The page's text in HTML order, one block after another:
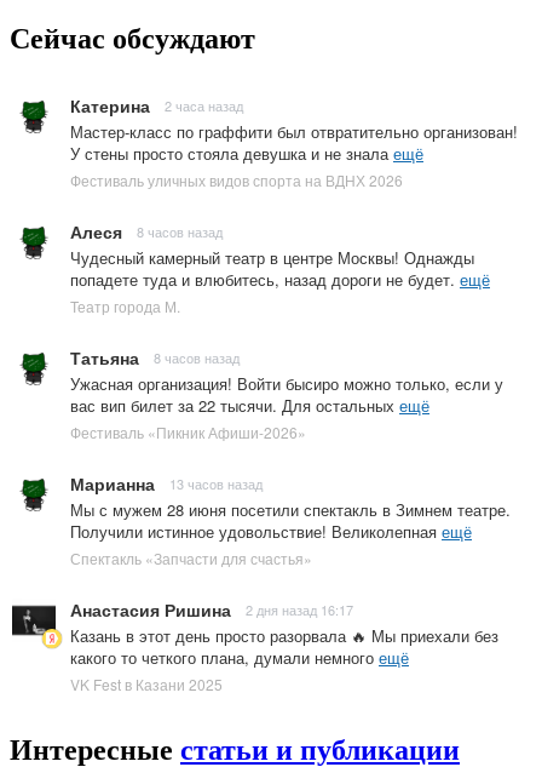
Сейчас обсуждают
Катерина 2 часа назад
Мастер-класс по граффити был отвратительно организован!
У стены просто стояла девушка и не зналаещё
Фестиваль уличных видов спорта на ВДНХ 2026
Алеся 8 часов назад
Чудесный камерный театр в центре Москвы! Однажды
попадете туда и влюбитесь, назад дороги не будет. ещё
Театр города М.
Татьяна 8 часов назад
Ужасная организация! Войти бысиро можно только, если у
вас вип билет за 22 тысячи. Для остальных ещё
Фестиваль «Пикник Афиши-2026»
Марианна 13 часов назад
Мы с мужем 28 июня посетили спектакль в Зимнем театре.
Получили истинное удовольствие! Великолепная ещё
Спектакль «Запчасти для счастья»
Анастасия Ришина 2 дня назад 16:17
Казань в этот день просто разорвала 🔥 Мы приехали без
какого то четкого плана, думали немного ещё
VK Fest в Казани 2025
Интересные статьи и публикации